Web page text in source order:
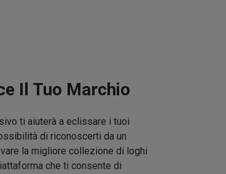
Il Tuo Marchio
ti aiuterà a eclissare i tuoi
di riconoscerti da un
la migliore collezione di loghi
che ti consente di